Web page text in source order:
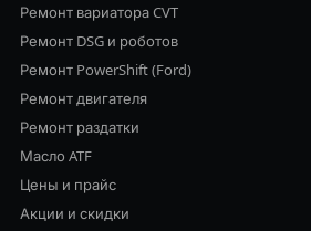
Ремонт вариатора CVT
Ремонт DSG и роботов
Ремонт PowerShift (Ford)
Ремонт двигателя
Ремонт раздатки
Масло ATF
Цены и прайс
Акции и скидки